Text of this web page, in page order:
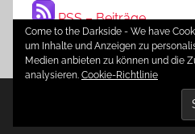
RSS – Beiträge
WordPress-Theme:
Come to the Darkside - We have
um Inhalte und Anzeigen zu
Medien anbieten zu können und die
analysieren. Cookie-Richtlinie